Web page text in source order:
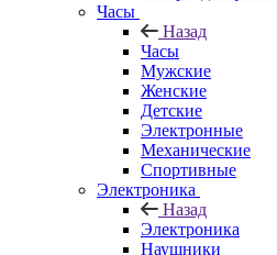
Часы
Назад
Часы
Мужские
Женские
Детские
Электронные
Механические
Спортивные
Электроника
Назад
Электроника
Наушники